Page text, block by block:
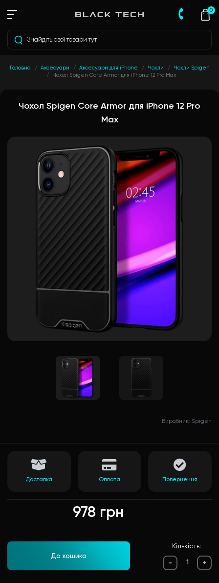
0
Головна Аксесуари Аксесуари для iPhone Чохли
Чохли Spigen
Чохол Spigen Core Armor для iPhone 12 Pro Max
Чохол Spigen Core Armor для iPhone 12 Pro
Max
Виробник: Spigen
978 грн
До кошика
Кількість:
- +
Доставка Оплата Повернення